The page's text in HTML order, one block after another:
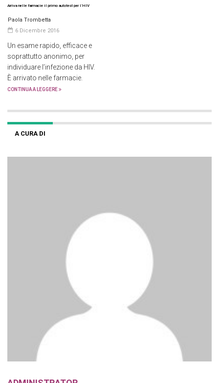
Arriva nelle farmacie il primo autotest per l’HIV
Paola Trombetta
6 Dicembre 2016
Un esame rapido, efficace e
soprattutto anonimo, per
individuare l’infezione da HIV.
È arrivato nelle farmacie.
CONTINUA A LEGGERE
A CURA DI